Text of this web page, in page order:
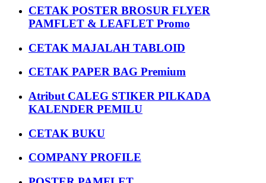
CETAK POSTER BROSUR FLYER
PAMFLET & LEAFLET Promo
CETAK MAJALAH TABLOID
CETAK PAPER BAG Premium
Atribut CALEG STIKER PILKADA
KALENDER PEMILU
CETAK BUKU
COMPANY PROFILE